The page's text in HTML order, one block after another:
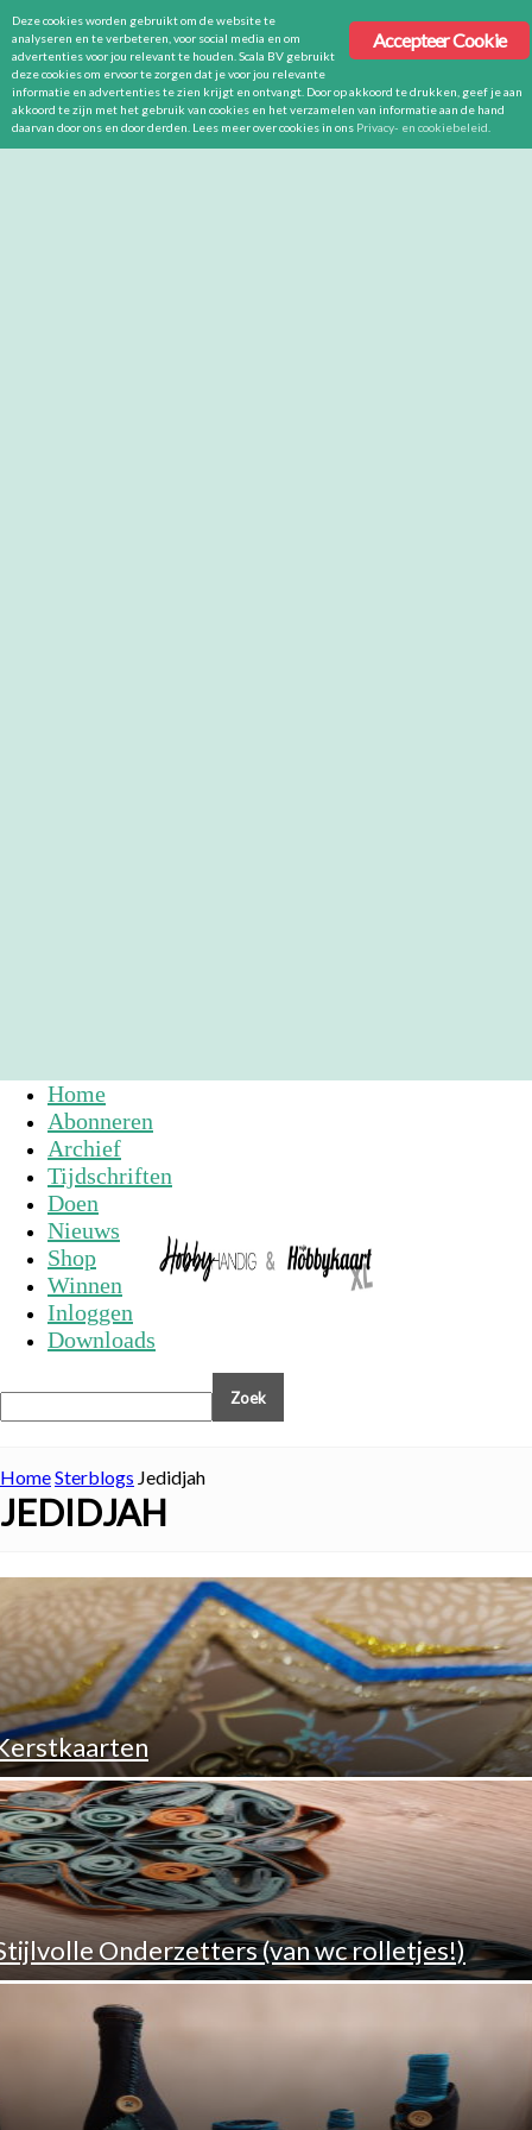
Home
Abonneren
Archief
Tijdschriften
Doen
Nieuws
Shop
Winnen
Inloggen
Downloads
HomeSterblogs Jedidjah
JEDIDJAH
Onderzetters (van wc rolletjes!)
Accepteer Cookie
Deze cookies worden gebruikt om de website te
analyseren en te verbeteren, voor social media en om
advertenties voor jou relevant te houden. Scala BV gebruikt
deze cookies om ervoor te zorgen dat je voor jou relevante
informatie en advertenties te zien krijgt en ontvangt. Door op akkoord te drukken, geef je aan
akkoord te zijn met het gebruik van cookies en het verzamelen van informatie aan de hand
daarvan door ons en door derden. Lees meer over cookies in ons Privacy- en cookiebeleid